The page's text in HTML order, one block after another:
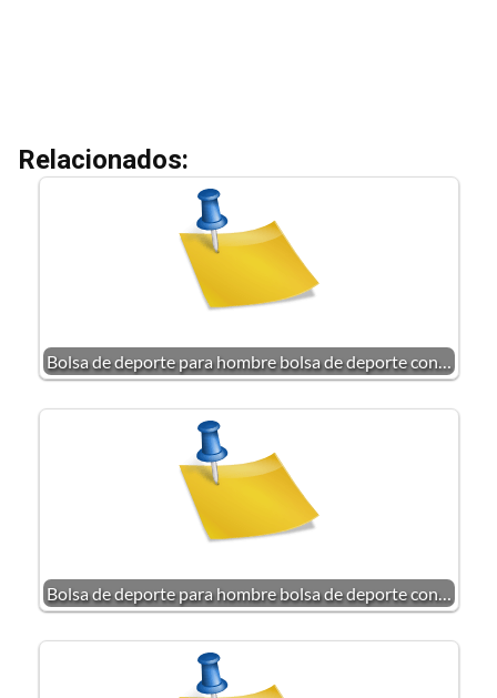
Relacionados:
Bolsa de deporte para hombre bolsa de deporte con…
Bolsa de deporte para hombre bolsa de deporte con…